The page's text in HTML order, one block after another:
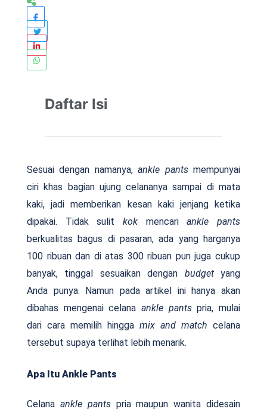
Daftar Isi
Sesuai dengan namanya,ankle pantsmempunyai
ciri khas bagian ujung celananya sampai di mata
kaki, jadi memberikan kesan kaki jenjang ketika
dipakai. Tidak sulit kok mencariankle pants
berkualitas bagus di pasaran, ada yang harganya
100 ribuan dan di atas 300 ribuan pun juga cukup
banyak, tinggal sesuaikan dengan budgetyang
Anda punya. Namun pada artikel ini hanya akan
dibahas mengenai celana ankle pantspria, mulai
dari cara memilih hingga mix and match celana
tersebut supaya terlihat lebih menarik.
Apa Itu Ankle Pants
Celana ankle pantspria maupun wanita didesain